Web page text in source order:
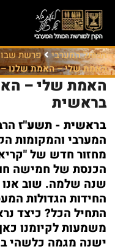
הכותל המערבי פרשת
האמת שלי – האמת שלנו
האמת שלי –
בראשית
בראשית - תשע"ז
המערבי והמקומות
מחזור חדש של
הכנסת של חמישה
שנה שלמה. שוב אנו
החידות הגדולות
התחיל הכל? כיצד
משמעות לקיומנו
ישנה מגמה כלשהי